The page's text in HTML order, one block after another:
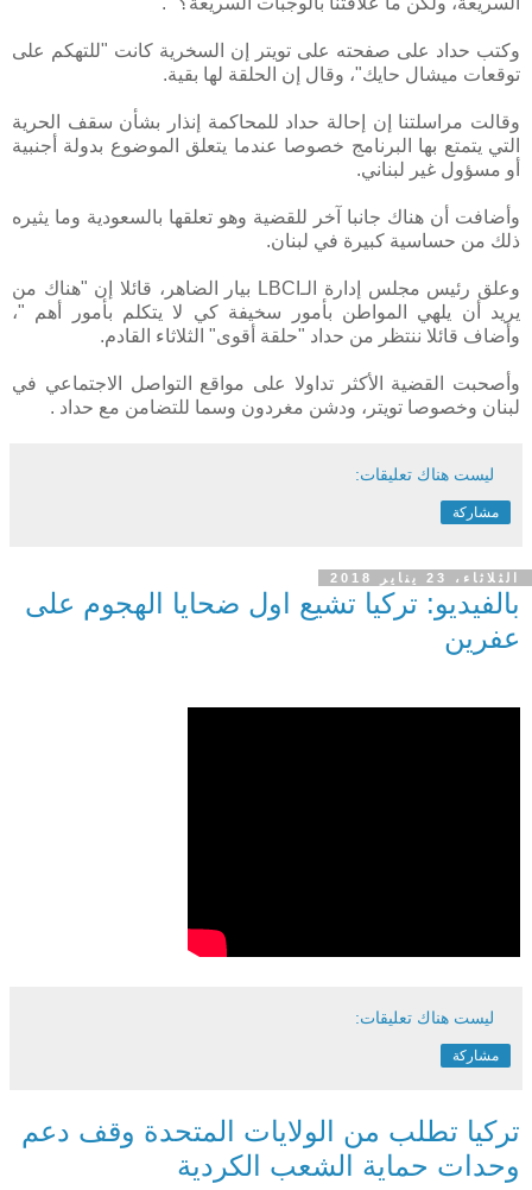
وكتب حداد على صفحته على تويتر إن السخرية كانت "للتهكم على
توقعات ميشال حايك"، وقال إن الحلقة لها بقية.
وقالت مراسلتنا إن إحالة حداد للمحاكمة إنذار بشأن سقف الحرية
التي يتمتع بها البرنامج خصوصا عندما يتعلق الموضوع بدولة أجنبية
أو مسؤول غير لبناني.
وأضافت أن هناك جانبا آخر للقضية وهو تعلقها بالسعودية وما يثيره
ذلك من حساسية كبيرة في لبنان.
وعلق رئيس مجلس إدارة الـLBCI بيار الضاهر، قائلا إن "هناك من
يريد أن يلهي المواطن بأمور سخيفة كي لا يتكلم بأمور أهم "،
وأضاف قائلا ننتظر من حداد "حلقة أقوى" الثلاثاء القادم.
وأصحبت القضية الأكثر تداولا على مواقع التواصل الاجتماعي في
لبنان وخصوصا تويتر، ودشن مغردون وسما للتضامن مع حداد .
ليست هناك تعليقات:
مشاركة
الثلاثاء، 23 يناير 2018
بالفيديو: تركيا تشيع اول ضحايا الهجوم على
عفرين
ليست هناك تعليقات:
مشاركة
تركيا تطلب من الولايات المتحدة وقف دعم
وحدات حماية الشعب الكردية